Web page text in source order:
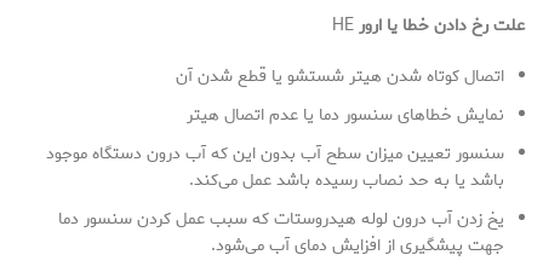
علت رخ دادن خطا یا ارورHE
اتصال کوتاه شدن هیتر شستشو یا قطع شدن آن
نمایش خطاهای سنسور دما یا عدم اتصال هیتر
سنسور تعیین میزان سطح آب بدون این که آب درون دستگاه موجود
باشد یا به حد نصاب رسیده باشد عمل می‌کند.
یخ زدن آب درون لوله هیدروستات که سبب عمل کردن سنسور دما
جهت پیشگیری از افزایش دمای آب می‌شود.